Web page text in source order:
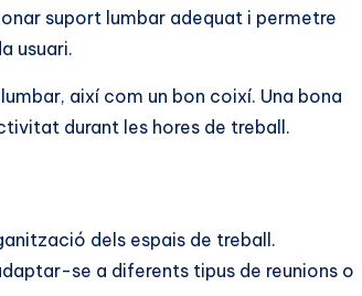
suport lumbar adequat i permetre
usuari.
així com un bon coixí. Una bona
durant les hores de treball.
dels espais de treball.
se a diferents tipus de reunions o